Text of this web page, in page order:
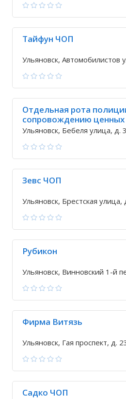
Тайфун ЧОП
Ульяновск, Автомобилистов
Отдельная рота
сопровождению ценных
Ульяновск, Бебеля улица, д. 3
Зевс ЧОП
Ульяновск, Брестская улица,
Рубикон
Ульяновск, Винновский 1-й
Фирма Витязь
Ульяновск, Гая проспект, д.
Садко ЧОП